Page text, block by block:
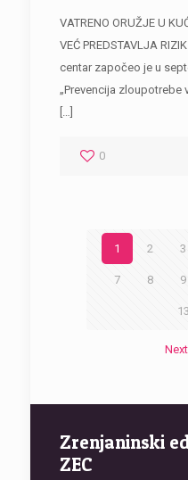
VATRENO ORUŽJE U
VEĆ PREDSTAVLJA
centar započeo je u
„Prevencija zloupotrebe
0
1 2 3
7 8 9
13
Zrenjaninski
ZEC